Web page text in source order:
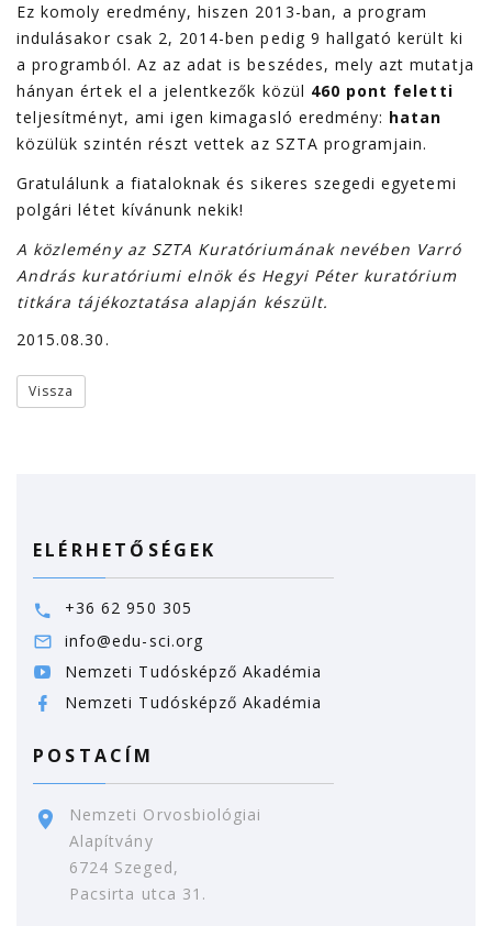
Ez komoly eredmény, hiszen 2013-ban, a program
indulásakor csak 2, 2014-ben pedig 9 hallgató került ki
a programból. Az az adat is beszédes, mely azt mutatja
hányan értek el a jelentkezők közül 460 pont feletti
teljesítményt, ami igen kimagasló eredmény: hatan
közülük szintén részt vettek az SZTA programjain.
Gratulálunk a fiataloknak és sikeres szegedi egyetemi
polgári létet kívánunk nekik!
A közlemény az SZTA Kuratóriumának nevében Varró
András kuratóriumi elnök és Hegyi Péter kuratórium
titkára tájékoztatása alapján készült.
2015.08.30.
Vissza
ELÉRHETŐSÉGEK
+36 62 950 305
info@edu-sci.org
Nemzeti Tudósképző Akadémia
Nemzeti Tudósképző Akadémia
POSTACÍM
Nemzeti Orvosbiológiai
Alapítvány
6724 Szeged,
Pacsirta utca 31.